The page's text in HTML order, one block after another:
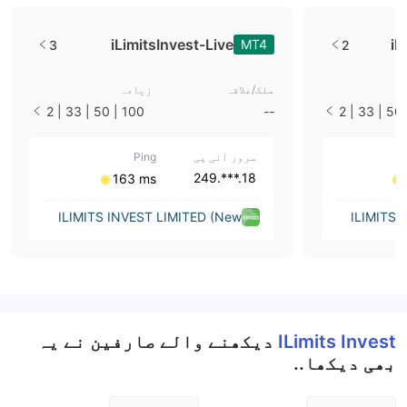
MT4
iLimitsInvest-Live
3
ملک/علاقہ
--
زیادہ
100 | 50 | 33 | 2
سرور آئی پی
18.***.249
Ping
163 ms
ILIMITS INVEST LIMITED (New
2
100 | 50 | 33 | 2
ILIMITS
ILimits Invest دیکھنے والے صارفین نے یہ
بھی دیکھا..